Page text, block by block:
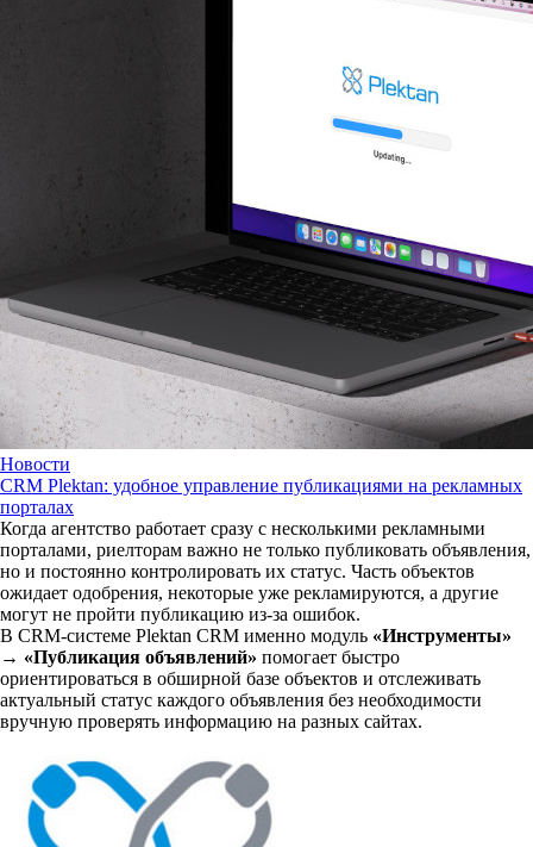
Новости
CRM Plektan: удобное управление публикациями на рекламных
порталах
Когда агентство работает сразу с несколькими рекламными
порталами, риелторам важно не только публиковать объявления,
но и постоянно контролировать их статус. Часть объектов
ожидает одобрения, некоторые уже рекламируются, а другие
могут не пройти публикацию из-за ошибок.
В CRM-системе Plektan CRM именно модуль «Инструменты»
→ «Публикация объявлений» помогает быстро
ориентироваться в обширной базе объектов и отслеживать
актуальный статус каждого объявления без необходимости
вручную проверять информацию на разных сайтах.